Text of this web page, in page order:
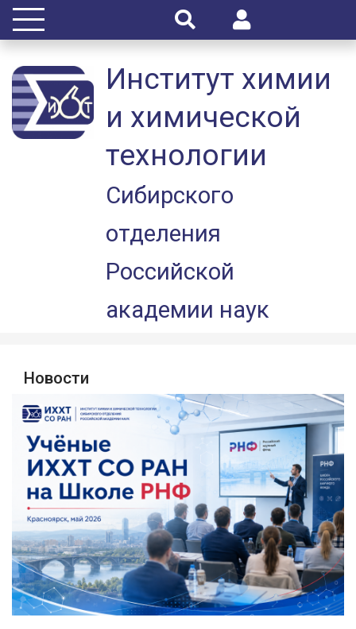
Институт химии
и химической
технологии
Сибирского
отделения
Российской
академии наук
Новости